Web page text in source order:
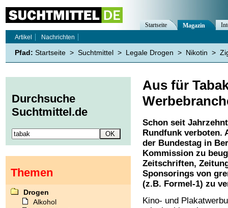
Aus für
Schon seit
Rundfunk verboten.
der Bundestag in
Kommission zu
Zeitschriften,
Sponsorings von
(z.B. Formel-1) zu
Kino- und
Startseite Magazin
Artikel
Nachrichten
Pfad: Startseite > Suchtmittel > Legale Drogen > Nikotin >
Durchsuche
Suchtmittel.de
Themen
Drogen
Alkohol